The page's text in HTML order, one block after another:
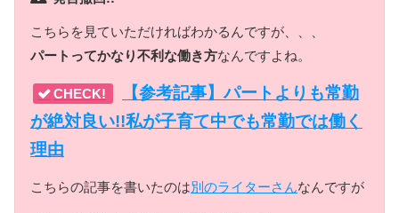
こちらを見ていただければわかるんですが、、、
パートってかなり不利な働き方なんですよね。
CHECK!
【参考記事】パートよりも常勤
が絶対良い!!私が子育て中でも常勤では働く
理由
こちらの記事を書いたのは別のライターさんなんですが